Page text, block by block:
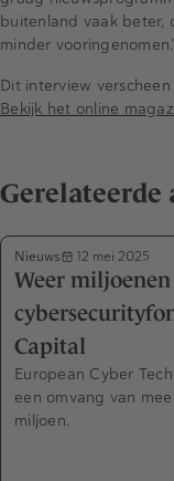
buitenland vaak beter,
minder
Dit interview
Bekijk het online
Gerelateerde
Nieuws 12 mei 2025
Weer
Capital
European Cyber
een omvang van
miljoen.